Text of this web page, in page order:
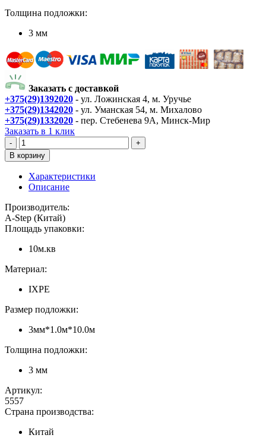
Толщина подложки:
3 мм
Заказать с доставкой
+375(29)1392020 - ул. Ложинская 4, м. Уручье
+375(29)1342020 - ул. Уманская 54, м. Михалово
+375(29)1332020 - пер. Стебенева 9А, Минск-Мир
Заказать в 1 клик
Характеристики
Описание
Производитель:
A-Step (Китай)
Площадь упаковки:
10м.кв
Материал:
IXPE
Размер подложки:
3мм*1.0м*10.0м
Толщина подложки:
3 мм
Артикул:
5557
Страна производства:
Китай